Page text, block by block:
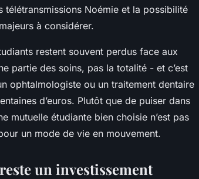
télétransmissions Noémie et la possibilité
à considérer.
restent souvent perdus face aux
partie des soins, pas la totalité - et c’est
ophtalmologiste ou un traitement dentaire
d’euros. Plutôt que de puiser dans
mutuelle étudiante bien choisie n’est pas
un mode de vie en mouvement.
un investissement